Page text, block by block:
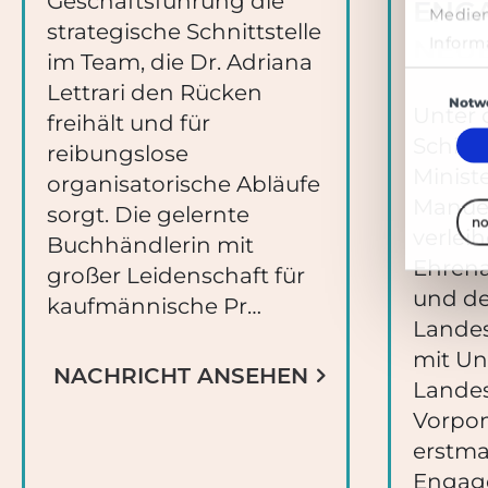
strategische Schnittstelle
im Team, die Dr. Adriana
Lettrari den Rücken
freihält und für
reibungslose
organisatorische Abläufe
sorgt. Die gelernte
Buchhändlerin mit
großer Leidenschaft für
kaufmännische Pr…
NACHRICHT ANSEHEN
Unter
und
mit